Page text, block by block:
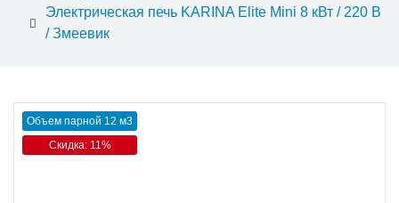
Электрическая печь KARINA Elite Mini 8 кВт / 220 В
/ Змеевик
Объем парной 12 м3
Скидка: 11%